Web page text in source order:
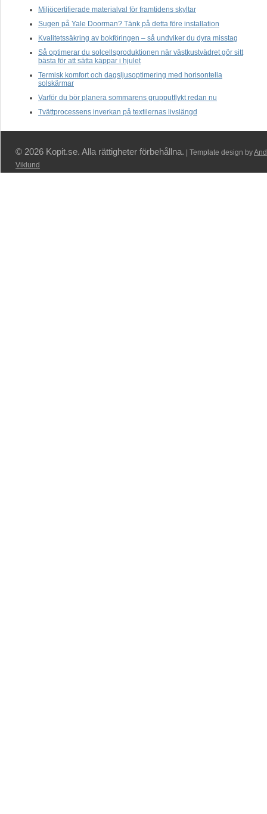
Miljöcertifierade materialval för framtidens skyltar
Sugen på Yale Doorman? Tänk på detta före installation
Kvalitetssäkring av bokföringen – så undviker du dyra misstag
Så optimerar du solcellsproduktionen när västkustvädret gör sitt
bästa för att sätta käppar i hjulet
Termisk komfort och dagsljusoptimering med horisontella
solskärmar
Varför du bör planera sommarens grupputflykt redan nu
Tvättprocessens inverkan på textilernas livslängd
© 2026 Kopit.se. Alla rättigheter förbehållna. | Template design by
Viklund